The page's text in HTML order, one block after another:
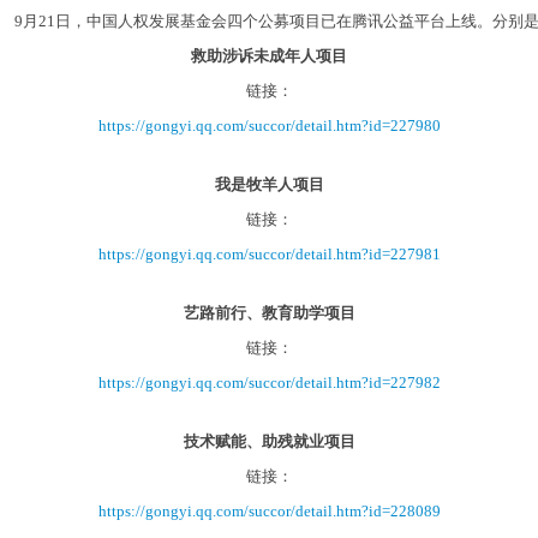
21日，中国人权发展基金会四个公募项目已在腾讯公益平台上线。分别
救助涉诉未成年人项目
链接：
https://gongyi.qq.com/succor/detail.htm?id=227980
我是牧羊人项目
链接：
https://gongyi.qq.com/succor/detail.htm?id=227981
艺路前行、教育助学项目
链接：
https://gongyi.qq.com/succor/detail.htm?id=227982
技术赋能、助残就业项目
链接：
https://gongyi.qq.com/succor/detail.htm?id=228089